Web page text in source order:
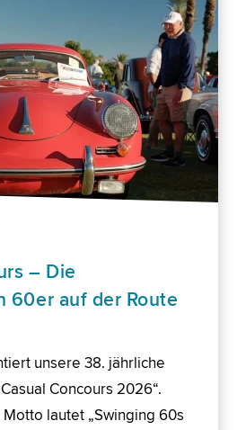
– Die
60er auf der Route
unsere 38. jährliche
Concours 2026“.
lautet „Swinging 60s